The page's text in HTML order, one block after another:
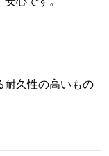
耐久性の高いもの